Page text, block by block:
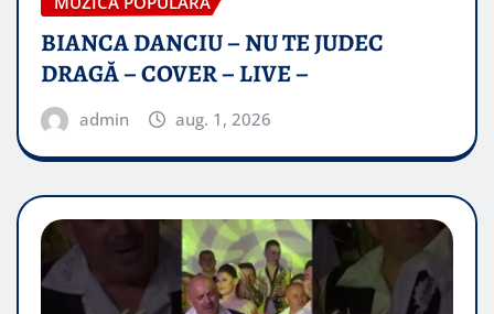
BIANCA DANCIU – NU TE JUDEC
DRAGĂ – COVER – LIVE –
admin aug. 1, 2026